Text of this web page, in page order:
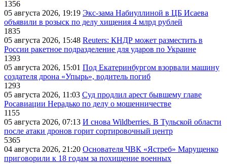
1356
05 августа 2026, 19:19 Экс-зама Набиуллиной в ЦБ Исаева
объявили в розыск по делу хищения 4 млрд рублей
1835
05 августа 2026, 15:48 Reuters: КНДР может разместить в
России ракетное подразделение для ударов по Украине
1393
05 августа 2026, 15:01 Под Екатеринбургом взорвали машину
создателя дрона «Упырь», водитель погиб
1293
05 августа 2026, 11:03 Суд продлил арест бывшему главе
Росавиации Нерадько по делу о мошенничестве
1155
05 августа 2026, 07:13 И снова Wildberries. В Тульской области
после атаки дронов горит сортировочный центр
5365
04 августа 2026, 21:20 Основателя ЧВК «Ястреб» Марущенко
приговорили к 18 годам за похищение военных